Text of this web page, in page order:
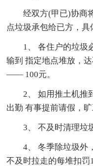
经双方(甲已)协商
点垃圾承包给已方，具
1、 各住户的垃圾
输到 指定地点堆放，
—— 100元。
2、 如用推土机推
出勤 有事提前请假，旷
3、 不及时清理垃
4、 冬季除垃圾外
不及时拉走的每堆扣罚